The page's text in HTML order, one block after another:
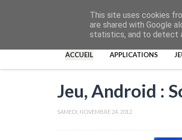
ACCUEIL APPLICATIONS
Jeu, Android :
SAMEDI, NOVEMBRE 24, 2012
This site uses cookies
are shared with Google
statistics, and to detect